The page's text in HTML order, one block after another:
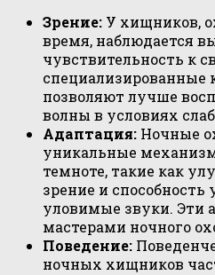
Зрение: У хищников,
время, наблюдается
чувствительность к
специализированные
позволяют лучше
волны в условиях
Адаптация: Ночные
уникальные
темноте, такие как
зрение и способность
уловимые звуки. Эти
мастерами ночного
Поведение:
ночных хищников